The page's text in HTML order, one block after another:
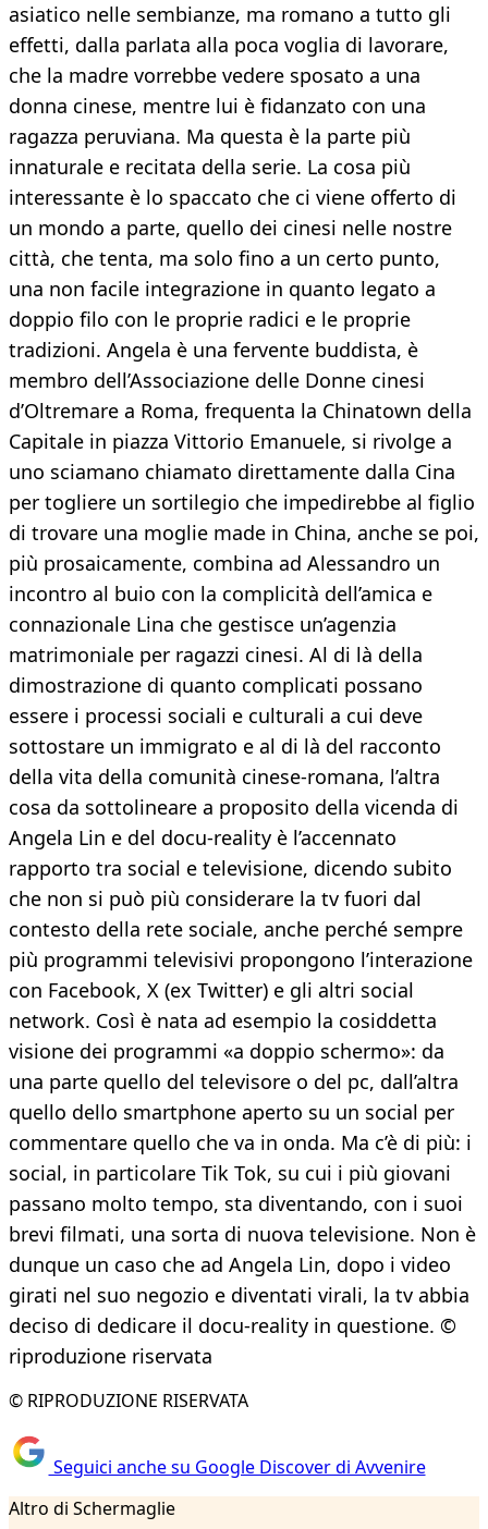
asiatico nelle sembianze, ma romano a tutto gli
effetti, dalla parlata alla poca voglia di lavorare,
che la madre vorrebbe vedere sposato a una
donna cinese, mentre lui è fidanzato con una
ragazza peruviana. Ma questa è la parte più
innaturale e recitata della serie. La cosa più
interessante è lo spaccato che ci viene offerto di
un mondo a parte, quello dei cinesi nelle nostre
città, che tenta, ma solo fino a un certo punto,
una non facile integrazione in quanto legato a
doppio filo con le proprie radici e le proprie
tradizioni. Angela è una fervente buddista, è
membro dell’Associazione delle Donne cinesi
d’Oltremare a Roma, frequenta la Chinatown della
Capitale in piazza Vittorio Emanuele, si rivolge a
uno sciamano chiamato direttamente dalla Cina
per togliere un sortilegio che impedirebbe al figlio
di trovare una moglie made in China, anche se poi,
più prosaicamente, combina ad Alessandro un
incontro al buio con la complicità dell’amica e
connazionale Lina che gestisce un’agenzia
matrimoniale per ragazzi cinesi. Al di là della
dimostrazione di quanto complicati possano
essere i processi sociali e culturali a cui deve
sottostare un immigrato e al di là del racconto
della vita della comunità cinese-romana, l’altra
cosa da sottolineare a proposito della vicenda di
Angela Lin e del docu-reality è l’accennato
rapporto tra social e televisione, dicendo subito
che non si può più considerare la tv fuori dal
contesto della rete sociale, anche perché sempre
più programmi televisivi propongono l’interazione
con Facebook, X (ex Twitter) e gli altri social
network. Così è nata ad esempio la cosiddetta
visione dei programmi «a doppio schermo»: da
una parte quello del televisore o del pc, dall’altra
quello dello smartphone aperto su un social per
commentare quello che va in onda. Ma c’è di più: i
social, in particolare Tik Tok, su cui i più giovani
passano molto tempo, sta diventando, con i suoi
brevi filmati, una sorta di nuova televisione. Non è
dunque un caso che ad Angela Lin, dopo i video
girati nel suo negozio e diventati virali, la tv abbia
deciso di dedicare il docu-reality in questione. ©
riproduzione riservata
© RIPRODUZIONE RISERVATA
Seguici anche su Google Discover di Avvenire
Altro di Schermaglie